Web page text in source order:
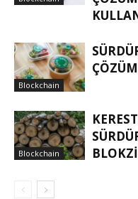
Blockchain
Blockchain